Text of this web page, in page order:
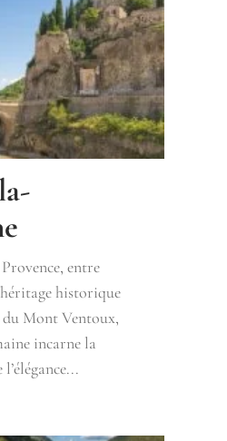
entre
historique
du Mont Ventoux,
incarne la